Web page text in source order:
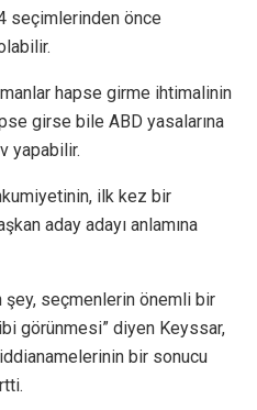
seçimlerinden önce
hapse girme ihtimalinin
girse bile ABD yasalarına
yapabilir.
ilk kez bir
aday adayı anlamına
şey, seçmenlerin önemli bir
görünmesi” diyen Keyssar,
bir sonucu